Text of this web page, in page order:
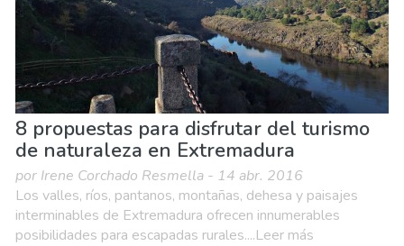
8 propuestas para disfrutar del turismo
de naturaleza en Extremadura
por Irene Corchado Resmella - 14 abr. 2016
Los valles, ríos, pantanos, montañas, dehesa y paisajes
interminables de Extremadura ofrecen innumerables
posibilidades para escapadas rurales....Leer más